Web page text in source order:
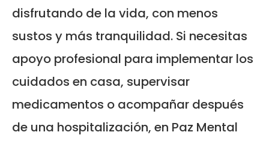
disfrutando de la vida, con menos
sustos y más tranquilidad. Si necesitas
apoyo profesional para implementar los
cuidados en casa, supervisar
medicamentos o acompañar después
de una hospitalización, en Paz Mental